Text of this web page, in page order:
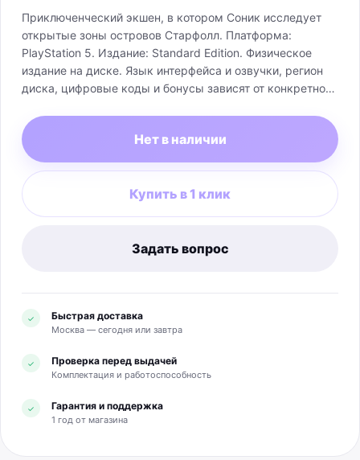
Приключенческий экшен, в котором Соник исследует
открытые зоны островов Старфолл. Платформа:
PlayStation 5. Издание: Standard Edition. Физическое
издание на диске. Язык интерфейса и озвучки, регион
диска, цифровые коды и бонусы зависят от конкретной
продаваемой коробки.
Нет в наличии
Купить в 1 клик
Задать вопрос
✓ Быстрая доставка
Москва — сегодня или завтра
✓ Проверка перед выдачей
Комплектация и работоспособность
✓ Гарантия и поддержка
1 год от магазина